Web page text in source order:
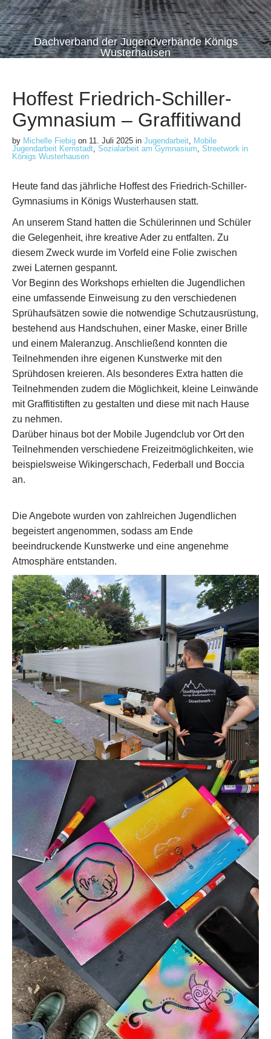
Dachverband der Jugendverbände Königs
Wusterhausen
Hoffest Friedrich-Schiller-
Gymnasium – Graffitiwand
by Michelle Fiebig on 11. Juli 2025 in Jugendarbeit, Mobile
Jugendarbeit Kernstadt, Sozialarbeit am Gymnasium, Streetwork in
Königs Wusterhausen
Heute fand das jährliche Hoffest des Friedrich-Schiller-
Gymnasiums in Königs Wusterhausen statt.
An unserem Stand hatten die Schülerinnen und Schüler
die Gelegenheit, ihre kreative Ader zu entfalten. Zu
diesem Zweck wurde im Vorfeld eine Folie zwischen
zwei Laternen gespannt.
Vor Beginn des Workshops erhielten die Jugendlichen
eine umfassende Einweisung zu den verschiedenen
Sprühaufsätzen sowie die notwendige Schutzausrüstung,
bestehend aus Handschuhen, einer Maske, einer Brille
und einem Maleranzug. Anschließend konnten die
Teilnehmenden ihre eigenen Kunstwerke mit den
Sprühdosen kreieren. Als besonderes Extra hatten die
Teilnehmenden zudem die Möglichkeit, kleine Leinwände
mit Graffitistiften zu gestalten und diese mit nach Hause
zu nehmen.
Darüber hinaus bot der Mobile Jugendclub vor Ort den
Teilnehmenden verschiedene Freizeitmöglichkeiten, wie
beispielsweise Wikingerschach, Federball und Boccia
an.
Die Angebote wurden von zahlreichen Jugendlichen
begeistert angenommen, sodass am Ende
beeindruckende Kunstwerke und eine angenehme
Atmosphäre entstanden.